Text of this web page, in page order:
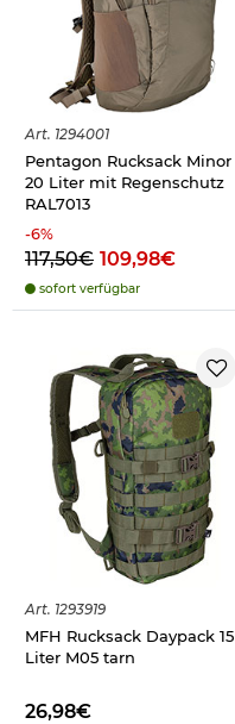
Art. 1294001
Pentagon Rucksack Minor
20 Liter mit Regenschutz
RAL7013
-6%
117,50€ 109,98€
sofort verfügbar
Art. 1293919
MFH Rucksack Daypack 15
Liter M05 tarn
26,98€